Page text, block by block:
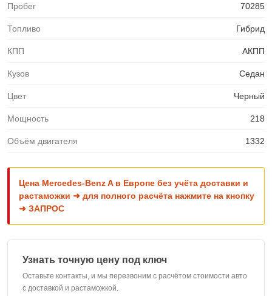
Пробег 70285
Топливо Гибрид
КПП АКПП
Кузов Седан
Цвет Черный
Мощность 218
Объём двигателя 1332
Цена Mercedes-Benz A в Европе без учёта доставки и
растаможки ➜ для полного расчёта нажмите на кнопку
➜ ЗАПРОС
Узнать точную цену под ключ
Оставьте контакты, и мы перезвоним с расчётом стоимости авто
с доставкой и растаможкой.